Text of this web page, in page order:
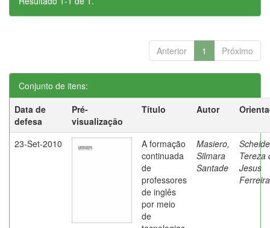
Anterior 1 Próximo
Conjunto de itens:
Data de
defesa
Pré-
visualização
Título Autor
23-Set-2010
A formação
continuada
de
professores
de inglês
por meio
de
Masiero,
Silmara
Santade
Tereza
Jesus
Ferreira